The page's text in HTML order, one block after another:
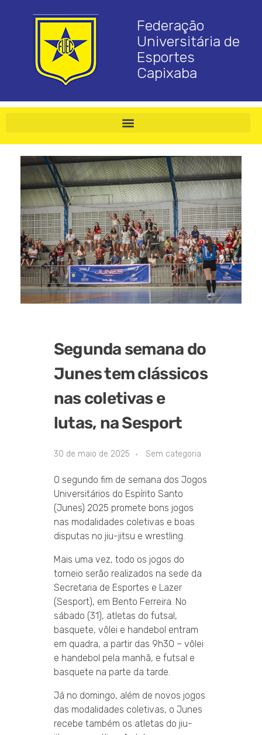
Federação
Universitária de
Esportes
Capixaba
Segunda semana do
Junes tem clássicos
nas coletivas e
lutas, na Sesport
30 de maio de 2025 Sem categoria
O segundo fim de semana dos Jogos
Universitários do Espírito Santo
(Junes) 2025 promete bons jogos
nas modalidades coletivas e boas
disputas no jiu-jitsu e wrestling.
Mais uma vez, todo os jogos do
torneio serão realizados na sede da
Secretaria de Esportes e Lazer
(Sesport), em Bento Ferreira. No
sábado (31), atletas do futsal,
basquete, vôlei e handebol entram
em quadra, a partir das 9h30 – vôlei
e handebol pela manhã, e futsal e
basquete na parte da tarde.
Já no domingo, além de novos jogos
das modalidades coletivas, o Junes
recebe também os atletas do jiu-